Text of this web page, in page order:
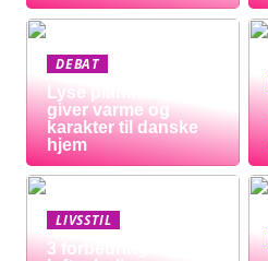
DEBAT
Lyse plankeborde
giver varme og
karakter til danske
hjem
LIVSSTIL
3 forbedringer der